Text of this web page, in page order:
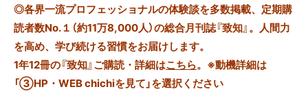
◎各界一流プロフェッショナルの体験談を多数掲載、定期購
読者数No.１（約11万8,000人）の総合月刊誌『致知』。人間力
を高め、学び続ける習慣をお届けします。
1年12冊の『致知』ご購読・詳細はこちら。 ※動機詳細は
「③HP・WEB chichiを見て」を選択ください